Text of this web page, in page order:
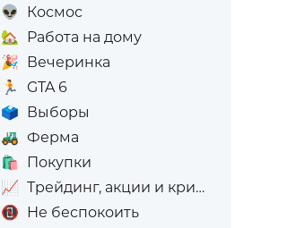
👽
Космос
🏡
Работа на дому
🎉 Вечеринка
🏃
GTA 6
🗳️ Выборы
🚜 Ферма
🛍️
Покупки
📈 Трейдинг, акции и криптовалюта
📵 Не беспокоить